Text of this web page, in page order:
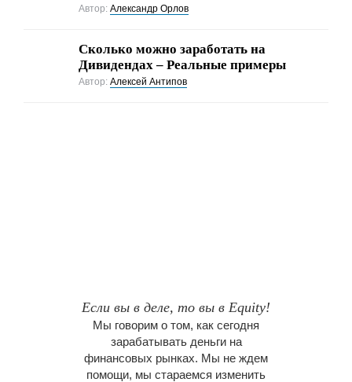
Автор:Александр Орлов
Сколько можно заработать на
Дивидендах – Реальные примеры
Автор:Алексей Антипов
Если вы в деле, то вы в Equity!
Мы говорим о том, как сегодня
зарабатывать деньги на
финансовых рынках. Мы не ждем
помощи, мы стараемся изменить